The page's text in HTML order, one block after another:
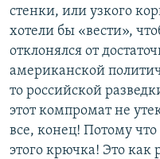
стенки, или узкого
хотели бы «вести»,
отклонялся от
американской
то российской
этот компромат не
все, конец! Потому что
этого крючка! Это как